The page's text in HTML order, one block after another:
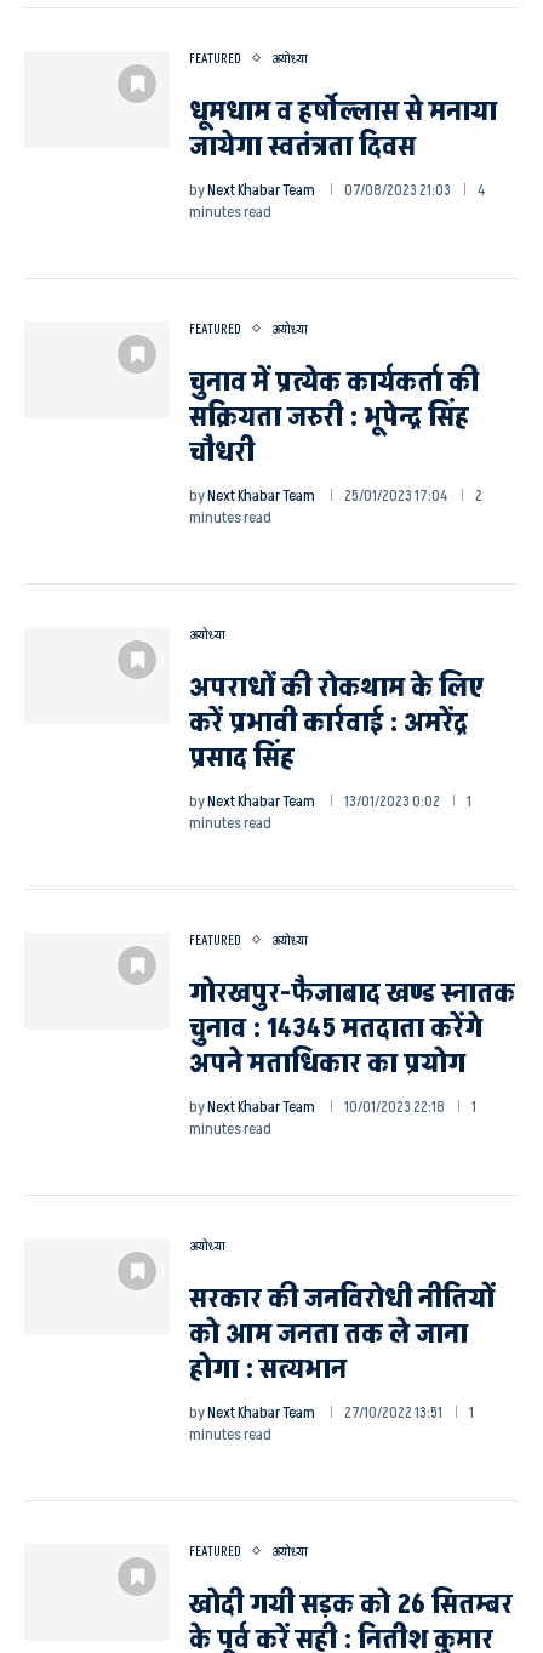
FEATURED अयोध्या
धूमधाम व हर्षोल्लास से मनाया
जायेगा स्वतंत्रता दिवस
byNext Khabar Team 07/08/2023 21:03
4
minutes read
FEATURED अयोध्या
चुनाव में प्रत्येक कार्यकर्ता की
सक्रियता जरुरी : भूपेन्द्र सिंह
चौधरी
byNext Khabar Team 25/01/2023 17:04
2
minutes read
अयोध्या
अपराधों की रोकथाम के लिए
करें प्रभावी कार्रवाई : अमरेंद्र
प्रसाद सिंह
byNext Khabar Team 13/01/2023 0:02
1
minutes read
FEATURED अयोध्या
गोरखपुर-फैजाबाद खण्ड स्नातक
चुनाव : 14345 मतदाता करेंगे
अपने मताधिकार का प्रयोग
byNext Khabar Team 10/01/2023 22:18
1
minutes read
अयोध्या
सरकार की जनविरोधी नीतियों
को आम जनता तक ले जाना
होगा : सत्यभान
byNext Khabar Team 27/10/2022 13:51
1
minutes read
FEATURED अयोध्या
खोदी गयी सड़क को 26 सितम्बर
के पूर्व करें सही : नितीश कुमार